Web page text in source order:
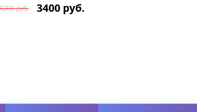
руб. 3400 руб.